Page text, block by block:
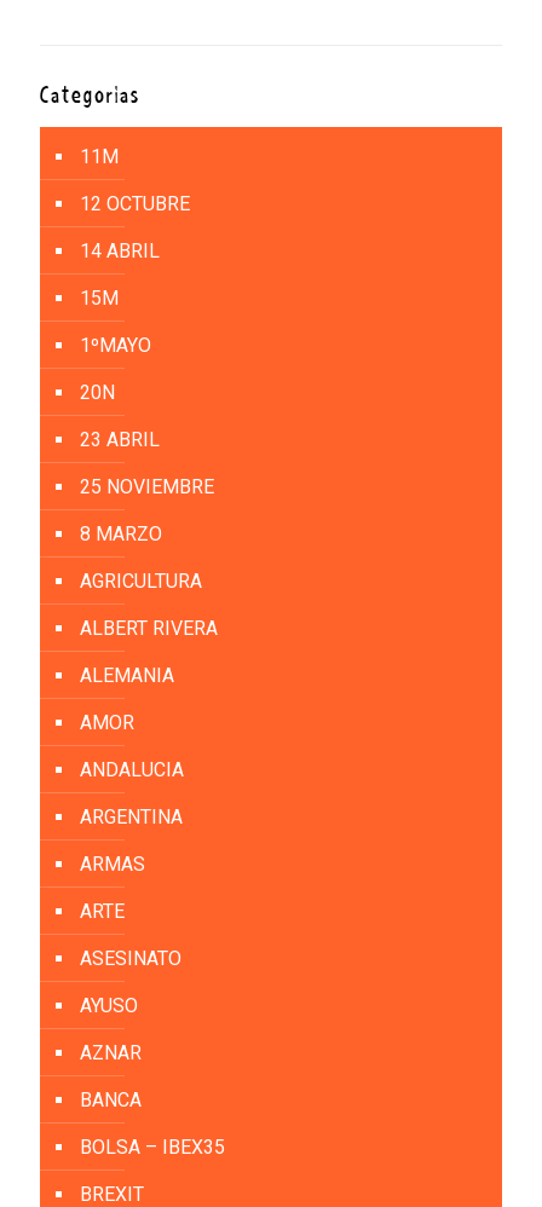
Categorías
11M
12 OCTUBRE
14 ABRIL
15M
1ºMAYO
20N
23 ABRIL
25 NOVIEMBRE
8 MARZO
AGRICULTURA
ALBERT RIVERA
ALEMANIA
AMOR
ANDALUCIA
ARGENTINA
ARMAS
ARTE
ASESINATO
AYUSO
AZNAR
BANCA
BOLSA – IBEX35
BREXIT